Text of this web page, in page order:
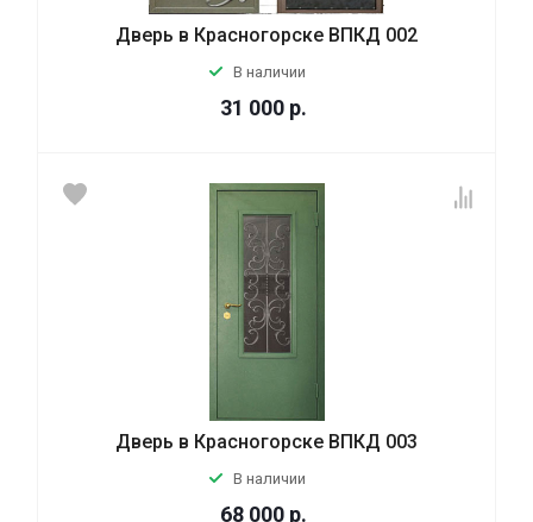
Дверь в Красногорске ВПКД 002
В наличии
31 000 р.
Дверь в Красногорске ВПКД 003
В наличии
68 000 р.